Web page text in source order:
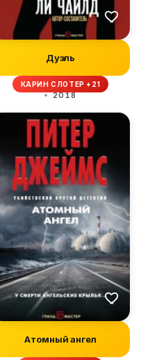
Дуэль
КАРИН СЛОТЕР +21
2018
Атомный ангел